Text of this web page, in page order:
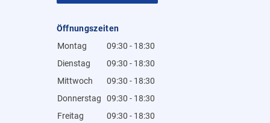
Öffnungszeiten
Montag
09:30 - 18:30
Dienstag
09:30 - 18:30
Mittwoch
09:30 - 18:30
Donnerstag
09:30 - 18:30
Freitag
09:30 - 18:30